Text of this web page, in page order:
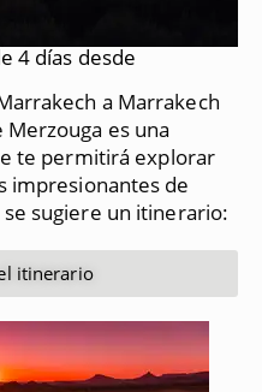
4 días desde
a Marrakech
es una
te permitirá explorar
impresionantes de
sugiere un itinerario:
itinerario